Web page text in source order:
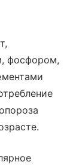
фосфором,